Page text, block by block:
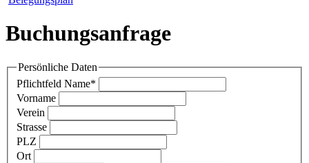
Buchungsanfrage
Persönliche Daten
Pflichtfeld Name*
Vorname
Verein
Strasse
PLZ
Ort